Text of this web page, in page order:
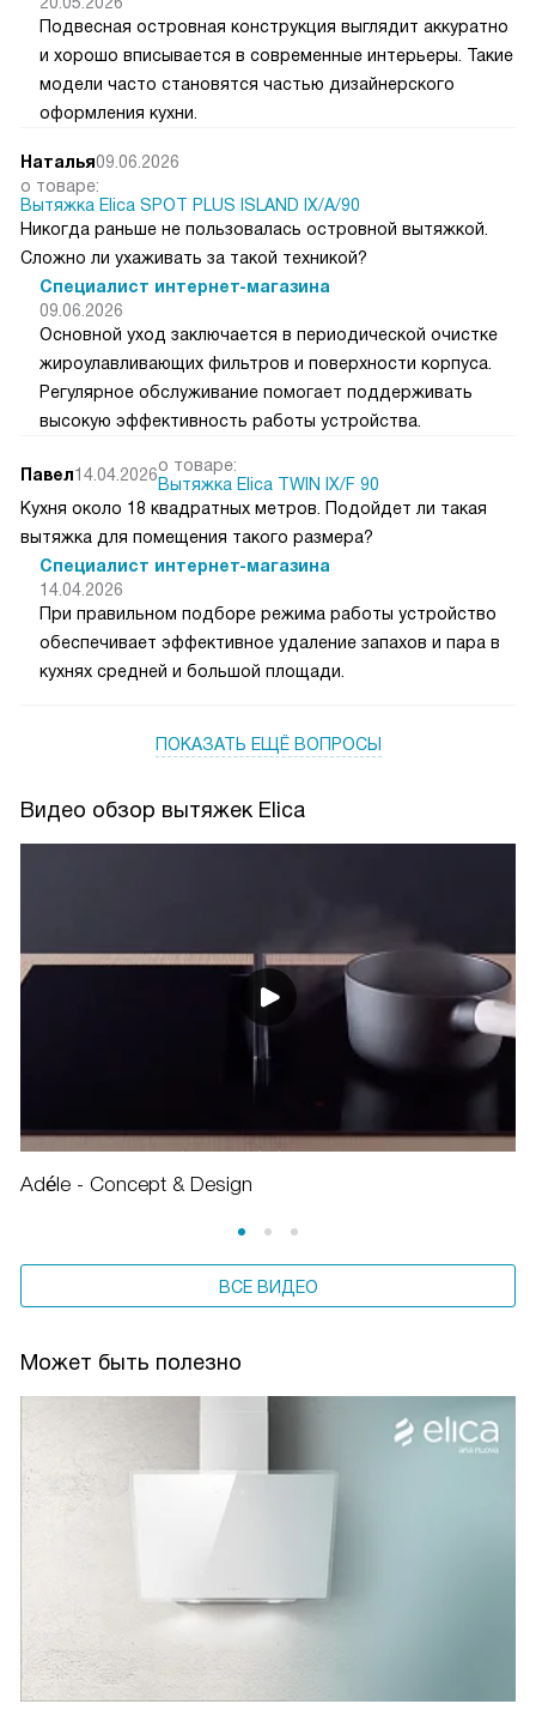
Подвесная островная конструкция выглядит аккуратно
и хорошо вписывается в современные интерьеры. Такие
модели часто становятся частью дизайнерского
оформления кухни.
Наталья09.06.2026
о товаре:
Вытяжка Elica SPOT PLUS ISLAND IX/A/90
Никогда раньше не пользовалась островной вытяжкой.
Сложно ли ухаживать за такой техникой?
Специалист интернет-магазина
09.06.2026
Основной уход заключается в периодической очистке
жироулавливающих фильтров и поверхности корпуса.
Регулярное обслуживание помогает поддерживать
высокую эффективность работы устройства.
Павел14.04.2026о товаре:
Вытяжка Elica TWIN IX/F 90
Кухня около 18 квадратных метров. Подойдет ли такая
вытяжка для помещения такого размера?
Специалист интернет-магазина
14.04.2026
При правильном подборе режима работы устройство
обеспечивает эффективное удаление запахов и пара в
кухнях средней и большой площади.
ПОКАЗАТЬ ЕЩЁ ВОПРОСЫ
Видео обзор вытяжек Elica
Adéle - Concept & Design
ВСЕ ВИДЕО
Может быть полезно